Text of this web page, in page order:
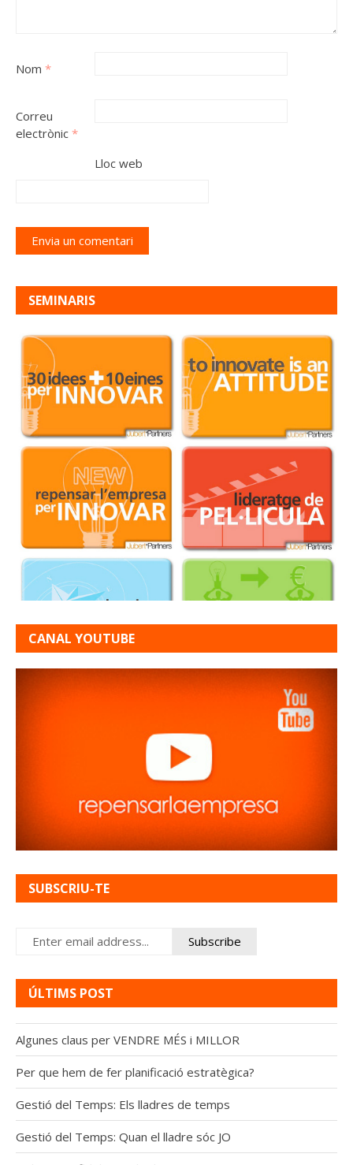
Nom *
Correu
electrònic *
Lloc web
SEMINARIS
CANAL YOUTUBE
SUBSCRIU-TE
ÚLTIMS POST
Algunes claus per VENDRE MÉS i MILLOR
Per que hem de fer planificació estratègica?
Gestió del Temps: Els lladres de temps
Gestió del Temps: Quan el lladre sóc JO